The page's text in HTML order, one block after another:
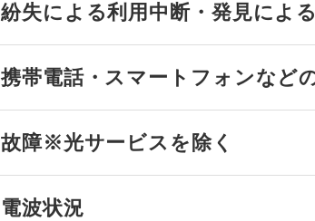
紛失による利用中断・ 発見によ
携帯電話・スマートフォンなど
故障※光サービスを除く
電波状況